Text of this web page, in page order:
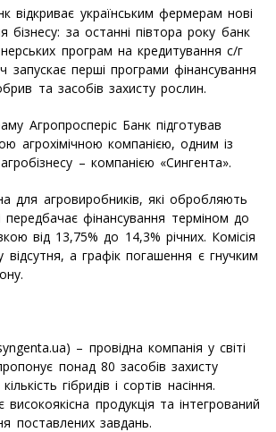
відкриває українським фермерам нові
бізнесу: за останні півтора року банк
програм на кредитування с/г
запускає перші програми фінансування
та засобів захисту рослин.
Агропросперіс Банк підготував
агрохімічною компанією, одним із
– компанією «Сингента».
для агровиробників, які обробляють
передбачає фінансування терміном до
від 13,75% до 14,3% річних. Комісія
відсутня, а графік погашення є гнучким
– провідна компанія у світі
понад 80 засобів захисту
гібридів і сортів насіння.
високоякісна продукція та інтегрований
поставлених завдань.